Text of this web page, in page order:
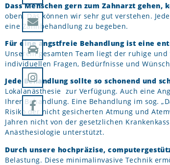
Dass Menschen gern zum Zahnarzt
oben. Das können wir sehr gut verstehen.
eine Zahnbehandlung zu begeben.
Für eine angstfreie Behandlung ist eine
Unserem gesamten Team liegt der ruhige
individuellen Fragen, Bedürfnisse und
Jede Behandlung sollte so schonend und
Lokalanästhesie zur Verfügung. Auch eine
Ihrer Behandlung. Eine Behandlung im sog.
Risiko der nicht gesicherten Atmung und
Jahren nicht von der gesetzlichen
Anästhesiologie unterstützt.
Durch unsere hochpräzise,
Belastung. Diese minimalinvasive Technik